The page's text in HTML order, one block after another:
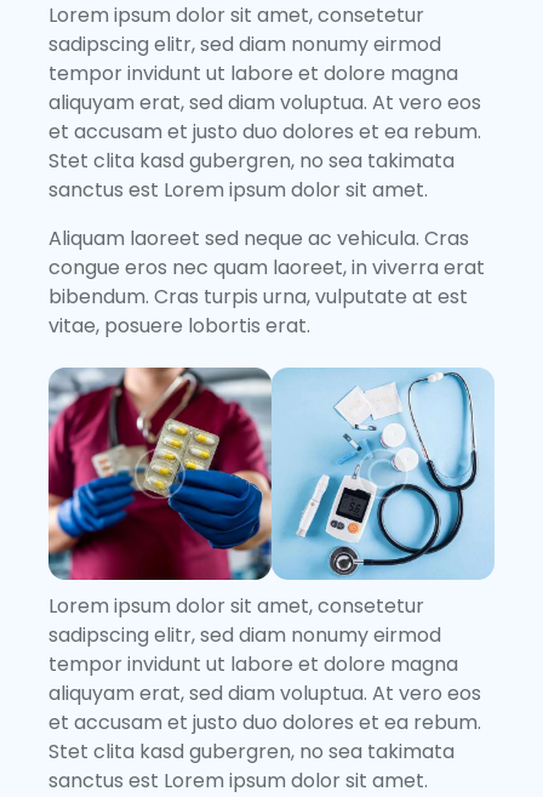
Lorem ipsum dolor sit amet, consetetur
sadipscing elitr, sed diam nonumy eirmod
tempor invidunt ut labore et dolore magna
aliquyam erat, sed diam voluptua. At vero eos
et accusam et justo duo dolores et ea rebum.
Stet clita kasd gubergren, no sea takimata
sanctus est Lorem ipsum dolor sit amet.
Aliquam laoreet sed neque ac vehicula. Cras
congue eros nec quam laoreet, in viverra erat
bibendum. Cras turpis urna, vulputate at est
vitae, posuere lobortis erat.
Lorem ipsum dolor sit amet, consetetur
sadipscing elitr, sed diam nonumy eirmod
tempor invidunt ut labore et dolore magna
aliquyam erat, sed diam voluptua. At vero eos
et accusam et justo duo dolores et ea rebum.
Stet clita kasd gubergren, no sea takimata
sanctus est Lorem ipsum dolor sit amet.